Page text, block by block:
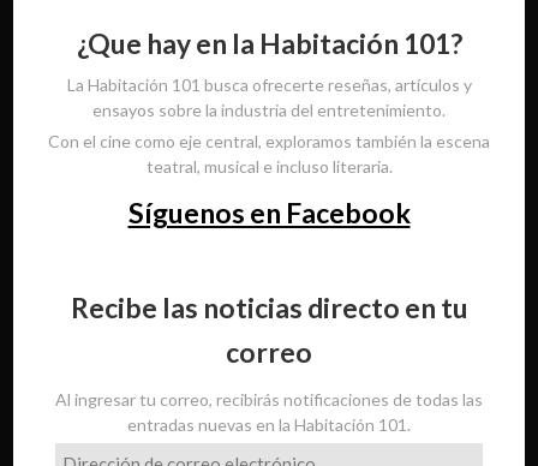
¿Que hay en la Habitación 101?
La Habitación 101 busca ofrecerte reseñas, artículos y
ensayos sobre la industria del entretenimiento.
Con el cine como eje central, exploramos también la escena
teatral, musical e incluso literaria.
Síguenos en Facebook
Recibe las noticias directo en tu
correo
Al ingresar tu correo, recibirás notificaciones de todas las
entradas nuevas en la Habitación 101.
Dirección